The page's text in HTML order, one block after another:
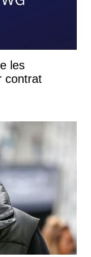
les
contrat